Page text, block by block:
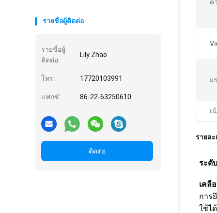
รายชื่อผู้ติดต่อ
รายชื่อผู้
ติดต่อ:
Lily Zhao
โทร: 17720103991
แฟกซ์: 86-22-63250610
ติดต่อ
ค
แ
เ
รายล
ระดั
เคลื
การ
ใช้ไ